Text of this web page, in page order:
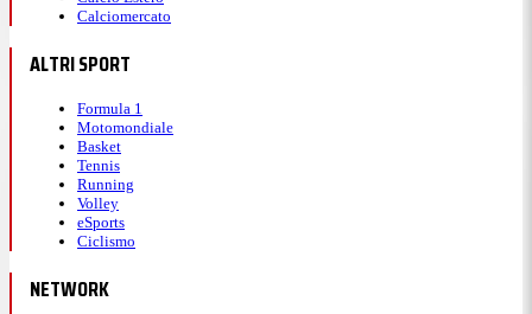
Calciomercato
ALTRI SPORT
Formula 1
Motomondiale
Basket
Tennis
Running
Volley
eSports
Ciclismo
NETWORK